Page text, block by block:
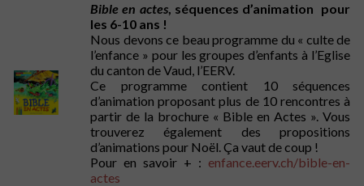
Bible en actes, séquences d’animation pour
les 6-10 ans !
Nous devons ce beau programme du « culte de
l’enfance » pour les groupes d’enfants à l’Eglise
du canton de Vaud, l’EERV.
Ce programme contient 10 séquences
d’animation proposant plus de 10 rencontres à
partir de la brochure « Bible en Actes ». Vous
trouverez également des propositions
d’animations pour Noël. Ça vaut de coup !
Pour en savoir + : enfance.eerv.ch/bible-en-
actes